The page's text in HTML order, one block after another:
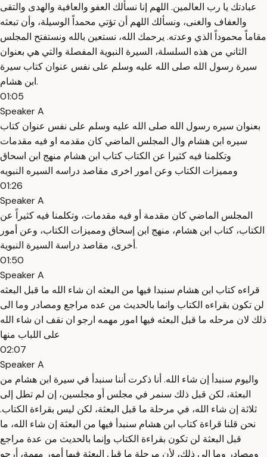
عبادتك يا رب العالمين. اللهم إنا نسألك العفو والعافية والهدى والتقى
والعفاف والغنى، ونسألك اللهم أن تؤتي محمداً الوسيلة، وأن تبعثه
مقاماً محموداً الذي وعدته. يرحمك الله، نستعين بالله ونستفتح المجلس
الثاني من هذه السلسلة، السيرة النبوية المفصلة والتي هي بعنوان
سيرة رسول الله صلى الله عليه وسلم على نفس عنوان كتاب سيرة
ابن هشام.
01:05
Speaker A
بعنوان سيره رسول الله صلى الله عليه وسلم على نفس عنوان كتاب
سيره ابن هشام وال المجلس الماضي كان مقدمه او فيه مقدمات
وتكلمنا فيه كثيرا عن الكتاب كتاب ابن هشام منهج ابن اسحاق
ومميزات الكتاب وعن امور اخرى مقاصد دراسه السيره النبويه
01:26
Speaker A
المجلس الماضي كان مقدمة أو فيه مقدمات، وتكلمنا فيه كثيراً عن
الكتاب، كتاب ابن هشام، منهج ابن إسحاق ومميزات الكتاب، وعن أمور
أخرى، مقاصد دراسة السيرة النبوية.
01:50
Speaker A
قراءه كتاب ابن هشام سنبدا فيها من البعثه ان شاء الله ما قبل البعثه
لن تكون بقراءه الكتاب وانما بالحديث من عده مراجع ومصادر وما الى
ذلك لان مرحله ما قبل البعثه فيها امور مهمه ارجو ان نقف ان شاء الله
على اللباب منها
02:07
Speaker A
واليوم سنبدأ إن شاء الله. أنا ذكرت أننا سنبدأ في سيرة ابن هشام من
البعثة، لكن قبل ذلك سنمر في مجلس أو مجلسين، إن لم تطل إلى
ثلاثة إن شاء الله، في مرحلة ما قبل البعثة، لكن ليس بقراءة الكتاب.
نحن قلنا قراءة كتاب ابن هشام سنبدأ فيها من البعثة إن شاء الله، ما
قبل البعثة لن تكون بقراءة الكتاب وإنما بالحديث من عدة مراجع
ومصادر وما إلى ذلك، لأن مرحلة ما قبل البعثة فيها أمور مهمة، أرجو